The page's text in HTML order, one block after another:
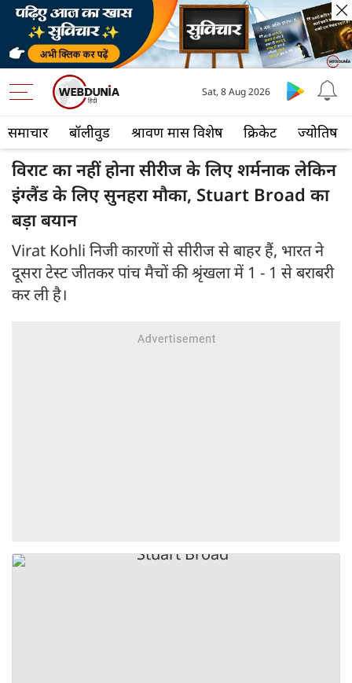
समाचार बॉलीवुड श्रावण मास विशेष क्रिकेट ज्योतिष
Sat, 8 Aug 2026
विराट का नहीं होना सीरीज के लिए शर्मनाक लेकिन
इंग्लैंड के लिए सुनहरा मौका, Stuart Broad का
बड़ा बयान
Virat Kohli निजी कारणों से सीरीज से बाहर हैं, भारत ने
दूसरा टेस्ट जीतकर पांच मैचों की श्रृंखला में 1 - 1 से बराबरी
कर ली है।